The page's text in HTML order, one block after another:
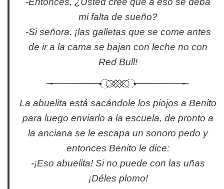
mi falta de sueño?
-Si señora. ¡las galletas que se come antes
de ir a la cama se bajan con leche no con
Red Bull!
La abuelita está sacándole los piojos a Benito
para luego enviarlo a la escuela, de pronto a
la anciana se le escapa un sonoro pedo y
entonces Benito le dice:
-¡Eso abuelita! Si no puede con las uñas
¡Déles plomo!